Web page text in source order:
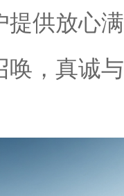
提供放心
唤，真诚